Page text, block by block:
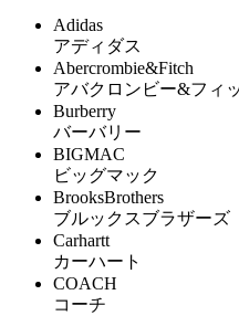
Adidas
アディダス
Abercrombie&Fitch
アバクロンビー&フィ
Burberry
バーバリー
BIGMAC
ビッグマック
BrooksBrothers
ブルックスブラザーズ
Carhartt
カーハート
COACH
コーチ